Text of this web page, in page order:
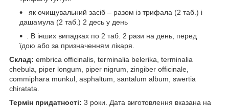
як очищувальний засіб – разом із трифала (2 таб.) і
дашамула (2 таб.) 2 десь у день
. В інших випадках по 2 таб. 2 рази на день, перед
їдою або за призначенням лікаря.
Склад: embrica officinalis, terminalia belerika, terminalia
chebula, piper longum, piper nigrum, zingiber officinale,
commiphara munkul, asphaltum, santalum album, swertia
chiratata.
Термін придатності: 3 роки. Дата виготовлення вказана на